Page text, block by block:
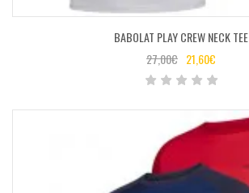
BABOLAT PLAY CREW NECK TEE
27,00€ 21,60€